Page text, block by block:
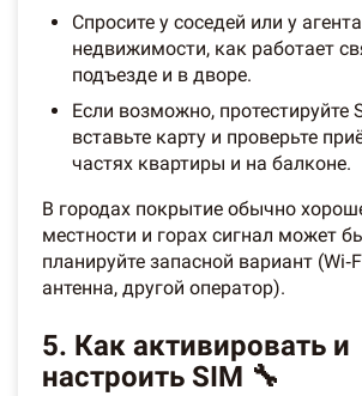
Спросите у соседей или у
недвижимости, как работает
подъезде и в дворе.
Если возможно, протестируйте
вставьте карту и проверьте
частях квартиры и на балконе.
В городах покрытие обычно
местности и горах сигнал может
планируйте запасной вариант
антенна, другой оператор).
5. Как активировать и
настроить SIM 🔧